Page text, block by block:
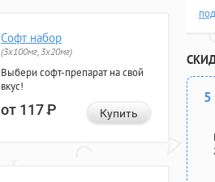
Софт набор
(3x100мг, 3x20мг)
Выбери софт-препарат на свой
вкус!
от 117Р Купить
5